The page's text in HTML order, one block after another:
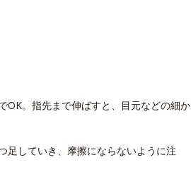
OK。指先まで伸ばすと、目元などの細か
足していき、摩擦にならないように注